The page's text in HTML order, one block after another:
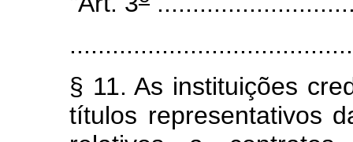
§ 11. As instituições
títulos representativos